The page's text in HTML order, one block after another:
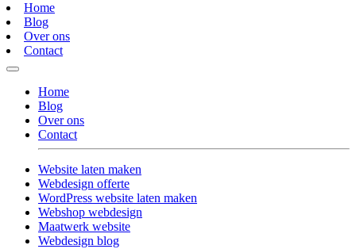
Home
Blog
Over ons
Contact
Home
Blog
Over ons
Contact
Website laten maken
Webdesign offerte
WordPress website laten maken
Webshop webdesign
Maatwerk website
Webdesign blog